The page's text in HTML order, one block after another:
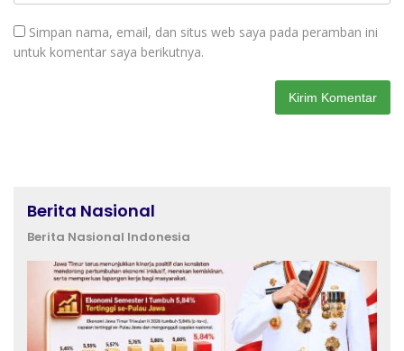
Simpan nama, email, dan situs web saya pada peramban ini
untuk komentar saya berikutnya.
Berita Nasional
Berita Nasional Indonesia